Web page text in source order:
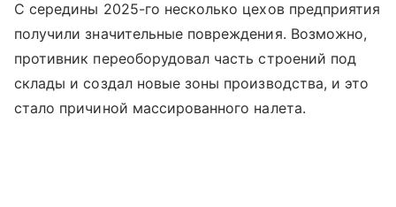
С середины 2025-го несколько цехов предприятия
получили значительные повреждения. Возможно,
противник переоборудовал часть строений под
склады и создал новые зоны производства, и это
стало причиной массированного налета.